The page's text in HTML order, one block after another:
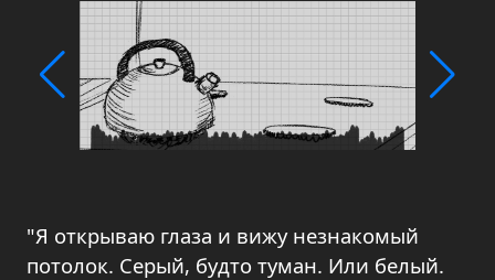
"Я открываю глаза и вижу незнакомый
потолок. Серый, будто туман. Или белый.